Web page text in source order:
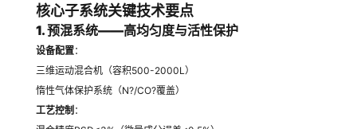
核心子系统关键技术要点
1. 预混系统——高均匀度与活性保护
设备配置：
三维运动混合机（容积500-2000L）
惰性气体保护系统（N?/CO?覆盖）
工艺控制 ：